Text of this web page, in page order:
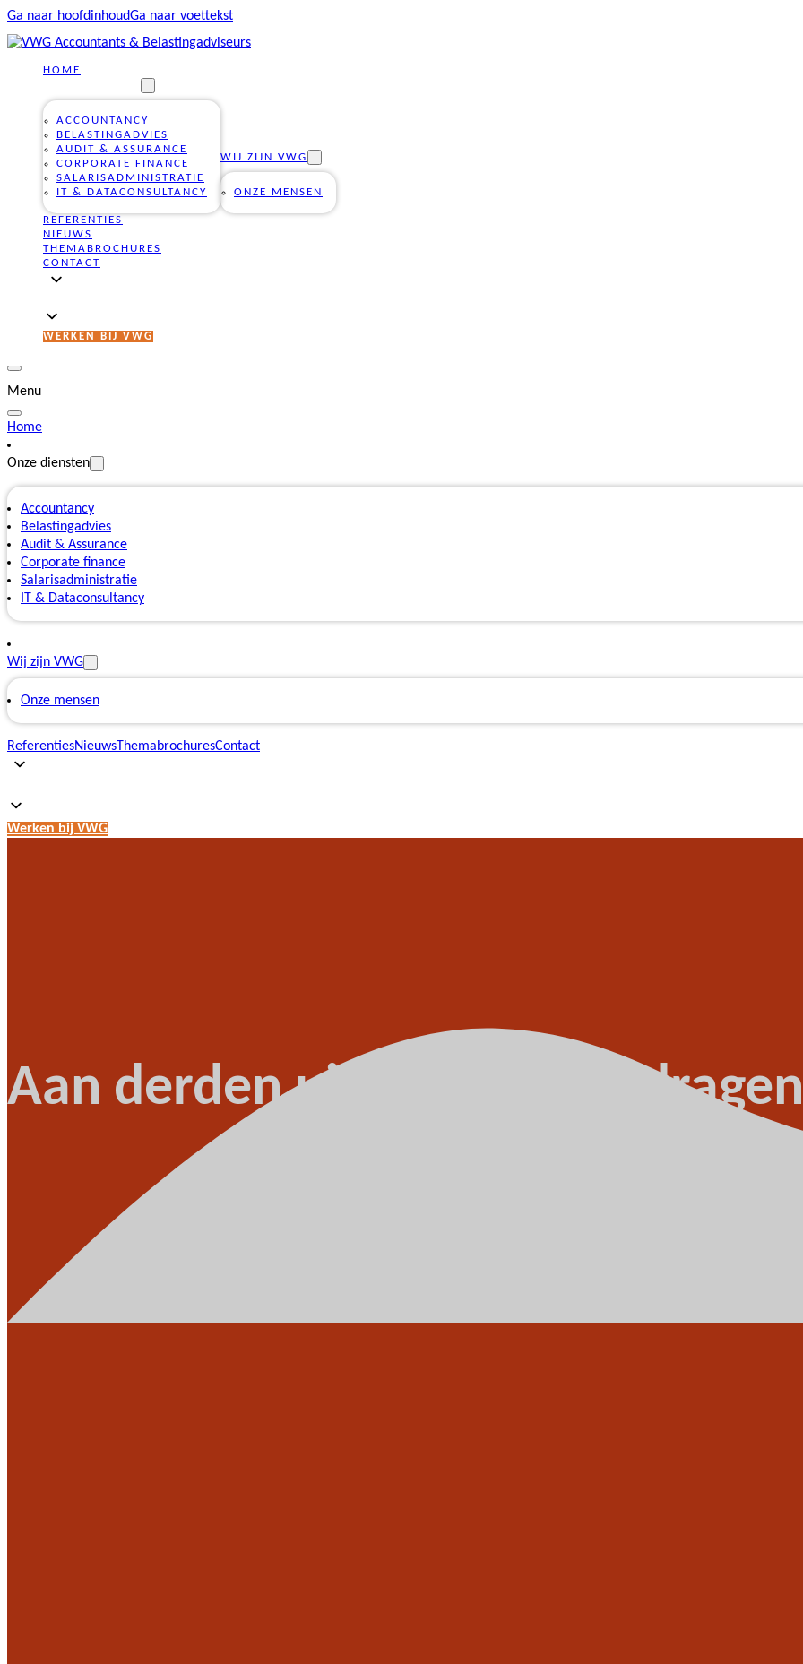
Ga naar hoofdinhoudGa naar voettekst
HOME
ACCOUNTANCY
BELASTINGADVIES
AUDIT & ASSURANCE
CORPORATE FINANCE
SALARISADMINISTRATIE
IT & DATACONSULTANCY
WIJ ZIJN VWG
ONZE MENSEN
REFERENTIES
NIEUWS
THEMABROCHURES
CONTACT
WERKEN BIJ VWG
Menu
Home
Onze diensten
Accountancy
Belastingadvies
Audit & Assurance
Corporate finance
Salarisadministratie
IT & Dataconsultancy
Wij zijn VWG
Onze mensen
ReferentiesNieuwsThemabrochuresContact
Werken bij VWG
Aan derden uitbetaalde bedragen